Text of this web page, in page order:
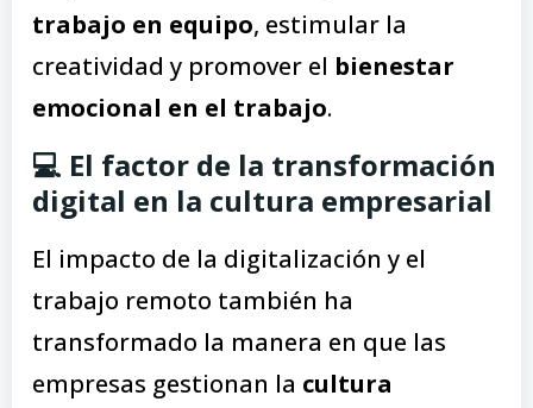
trabajo en equipo, estimular la
creatividad y promover el bienestar
emocional en el trabajo.
💻 El factor de la transformación
digital en la cultura empresarial
El impacto de la digitalización y el
trabajo remoto también ha
transformado la manera en que las
empresas gestionan la cultura